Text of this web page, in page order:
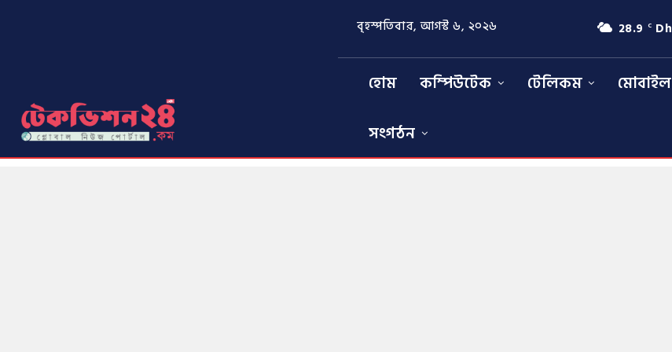
বৃহস্পতিবার, আগস্ট ৬, ২০২৬ 28.9 C
হোম কম্পিউটেক টেলিকম মোবাইল
সংগঠন